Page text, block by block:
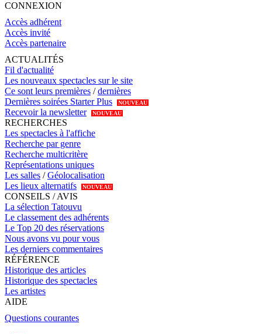
CONNEXION
Accès adhérent
Accès invité
Accès partenaire
ACTUALITÉS
Fil d'actualité
Les nouveaux spectacles sur le site
Ce sont leurs premières /dernières
Dernières soirées Starter Plus
NOUVEAU
Recevoir la newsletter NOUVEAU
RECHERCHES
Les spectacles à l'affiche
Recherche par genre
Recherche multicritère
Représentations uniques
Les salles /Géolocalisation
Les lieux alternatifs
NOUVEAU
CONSEILS / AVIS
La sélection Tatouvu
Le classement des adhérents
Le Top 20 des réservations
Nous avons vu pour vous
Les derniers commentaires
RÉFÉRENCE
Historique des articles
Historique des spectacles
Les artistes
AIDE
Questions courantes